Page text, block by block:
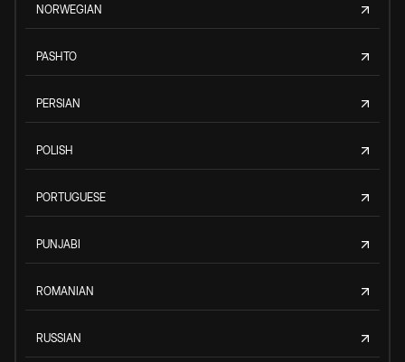
NORWEGIAN
PASHTO
PERSIAN
POLISH
PORTUGUESE
PUNJABI
ROMANIAN
RUSSIAN